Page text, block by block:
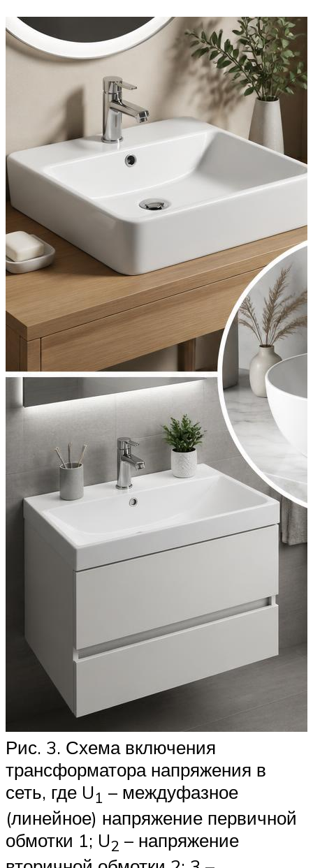
Рис. 3. Схема включения
трансформатора напряжения в
сеть, где U1 – междуфазное
(линейное) напряжение первичной
обмотки 1; U2 – напряжение